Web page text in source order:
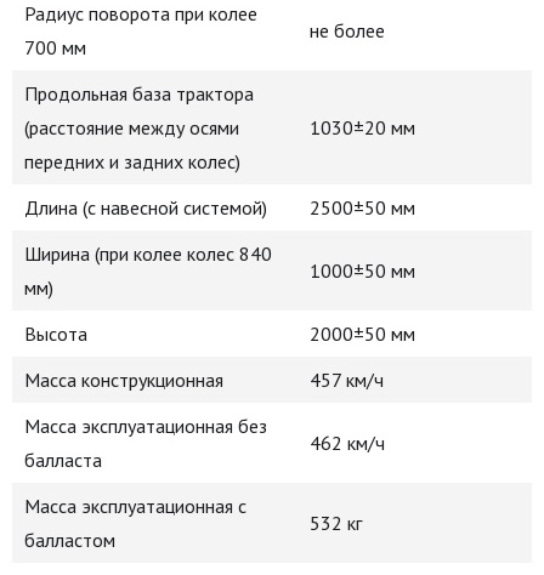
Радиус поворота при колее
700 мм
не более
Продольная база трактора
(расстояние между осями
передних и задних колес)
1030±20 мм
Длина (с навесной системой)
2500±50 мм
Ширина (при колее колес 840
мм)
1000±50 мм
Высота
2000±50 мм
Масса конструкционная
457 км/ч
Масса эксплуатационная без
балласта
462 км/ч
Масса эксплуатационная с
балластом
532 кг